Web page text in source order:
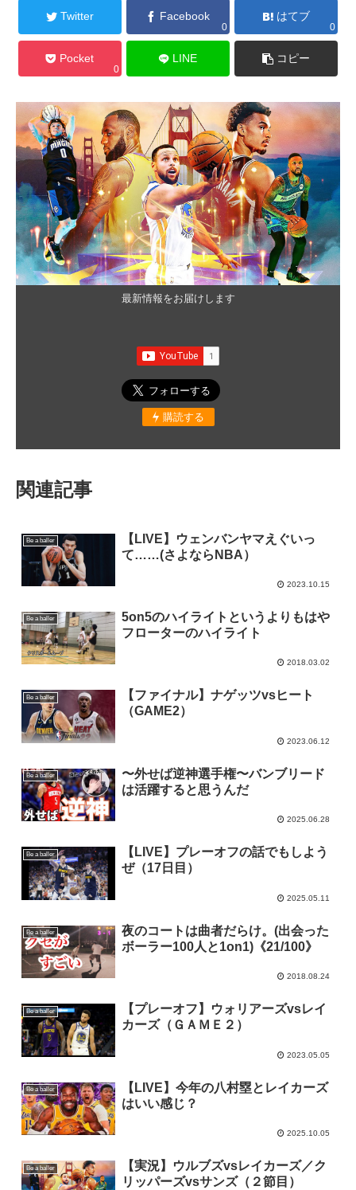
Twitter Facebook
0
はてブ
0
Pocket
0
LINE コピー
最新情報をお届けします
購読する
関連記事
Be a baller
【LIVE】ウェンバンヤマえぐいっ
て……(さよならNBA）
2023.10.15
Be a baller
5on5のハイライトというよりもはや
フローターのハイライト
2018.03.02
Be a baller
【ファイナル】ナゲッツvsヒート
（GAME2）
2023.06.12
Be a baller
〜外せば逆神選手権〜バンブリード
は活躍すると思うんだ
2025.06.28
Be a baller
【LIVE】プレーオフの話でもしよう
ぜ（17日目）
2025.05.11
Be a baller
夜のコートは曲者だらけ。(出会った
ボーラー100人と1on1)《21/100》
2018.08.24
Be a baller
【プレーオフ】ウォリアーズvsレイ
カーズ（ＧＡＭＥ２）
2023.05.05
Be a baller
【LIVE】今年の八村塁とレイカーズ
はいい感じ？
2025.10.05
Be a baller
【実況】ウルブズvsレイカーズ／ク
リッパーズvsサンズ（２節目）